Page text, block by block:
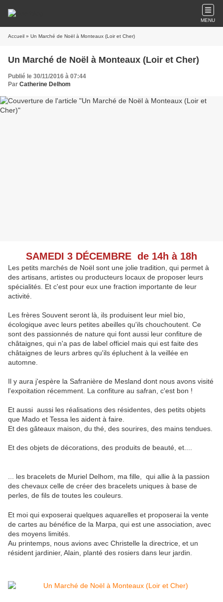
MENU
Accueil » Un Marché de Noël à Monteaux (Loir et Cher)
Un Marché de Noël à Monteaux (Loir et Cher)
Publié le 30/11/2016 à 07:44
Par Catherine Delhom
SAMEDI 3 DÉCEMBRE de 14h à 18h
Les petits marchés de Noël sont une jolie tradition, qui permet à
des artisans, artistes ou producteurs locaux de proposer leurs
spécialités. Et c'est pour eux une fraction importante de leur
activité.
Les frères Souvent seront là, ils produisent leur miel bio,
écologique avec leurs petites abeilles qu'ils chouchoutent. Ce
sont des passionnés de nature qui font aussi leur confiture de
châtaignes, qui n'a pas de label officiel mais qui est faite des
châtaignes de leurs arbres qu'ils épluchent à la veillée en
automne.
Il y aura j'espère la Safranière de Mesland dont nous avons visité
l'expoitation récemment. La confiture au safran, c'est bon !
Et aussi aussi les réalisations des résidentes, des petits objets
que Mado et Tessa les aident à faire.
Et des gâteaux maison, du thé, des sourires, des mains tendues.
Et des objets de décorations, des produits de beauté, et....
... les bracelets de Muriel Delhom, ma fille, qui allie à la passion
des chevaux celle de créer des bracelets uniques à base de
perles, de fils de toutes les couleurs.
Et moi qui exposerai quelques aquarelles et proposerai la vente
de cartes au bénéfice de la Marpa, qui est une association, avec
des moyens limités.
Au printemps, nous avions avec Christelle la directrice, et un
résident jardinier, Alain, planté des rosiers dans leur jardin.